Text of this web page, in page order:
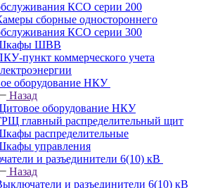
КСО серии 200
сборные одностороннего
КСО серии 300
ШВВ
пункт коммерческого учета
оборудование НКУ
Назад
оборудование НКУ
главный распределительный щит
распределительные
управления
и разъединители 6(10) кВ
Назад
и разъединители 6(10) кВ